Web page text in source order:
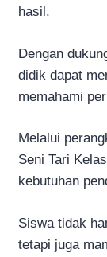
hasil.
Dengan
didik dapat
memahami
Melalui
Seni Tari
kebutuhan
Siswa tidak
tetapi juga